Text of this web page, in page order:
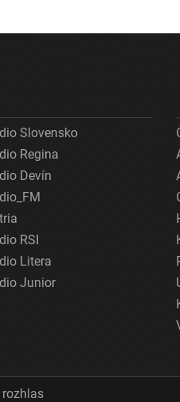
Slovensko
Regina
Devín
RSI
Litera
Junior